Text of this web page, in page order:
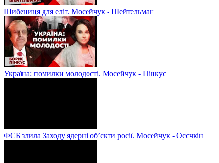
Шибениця для еліт. Мосейчук - Шейтельман
Україна: помилки молодості. Мосейчук - Пінкус
ФСБ злила Заходу ядерні об’єкти росії. Мосейчук - Осєчкін